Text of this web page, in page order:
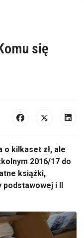
się
o kilkaset zł, ale
2016/17 do
książki,
podstawowej i II